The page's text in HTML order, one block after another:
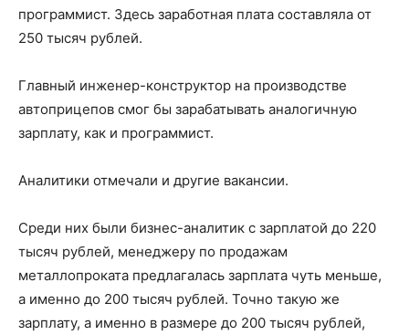
программист. Здесь заработная плата составляла от
250 тысяч рублей.
Главный инженер-конструктор на производстве
автоприцепов смог бы зарабатывать аналогичную
зарплату, как и программист.
Аналитики отмечали и другие вакансии.
Среди них были бизнес-аналитик с зарплатой до 220
тысяч рублей, менеджеру по продажам
металлопроката предлагалась зарплата чуть меньше,
а именно до 200 тысяч рублей. Точно такую же
зарплату, а именно в размере до 200 тысяч рублей,